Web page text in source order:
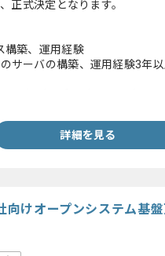
正式決定となります。
構築、運用経験
サーバの構築、運用経験3年
詳細を見る
向けオープンシステム基